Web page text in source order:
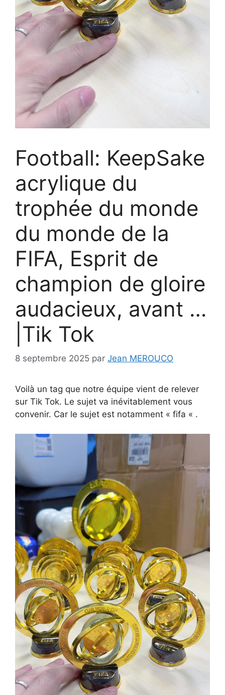
Football: KeepSake
acrylique du
trophée du monde
du monde de la
FIFA, Esprit de
champion de gloire
audacieux, avant …
|Tik Tok
8 septembre 2025 par Jean MEROUCO
Voilà un tag que notre équipe vient de relever
sur Tik Tok. Le sujet va inévitablement vous
convenir. Car le sujet est notamment « fifa « .